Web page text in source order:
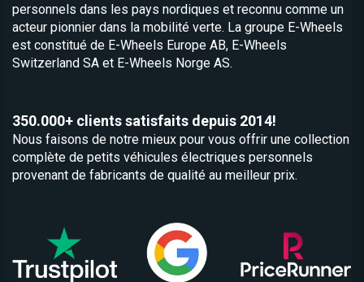
personnels dans les pays nordiques et reconnu comme un
acteur pionnier dans la mobilité verte. La groupe E-Wheels
est constitué de E-Wheels Europe AB, E­-Wheels
Switzerland SA et E-Wheels Norge AS.
350.000+ clients satisfaits depuis 2014!
Nous faisons de notre mieux pour vous offrir une collection
complète de petits véhicules électriques personnels
provenant de fabricants de qualité au meilleur prix.